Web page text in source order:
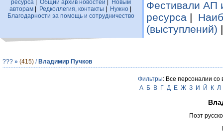
ресурса
Общий архив новостей
Новым
авторам| Редколлегия, контакты Нужно|
Благодарности за помощь и сотрудничество
Фестивали АП
ресурса |
(выступлений)
??? » (415) / Владимир Пучков
Фильтры: Все персоналии со
А
Б В Г Д Е Ж З И Й К Л
Поэт